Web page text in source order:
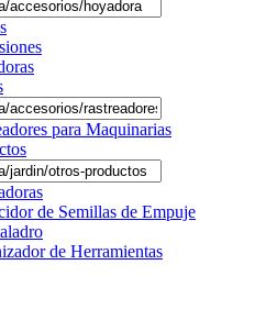
para Maquinarias
de Semillas de Empuje
de Herramientas